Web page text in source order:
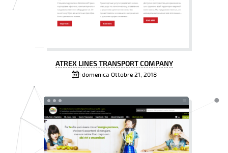
ATREX LINES TRANSPORT COMPANY
domenica Ottobre 21, 2018